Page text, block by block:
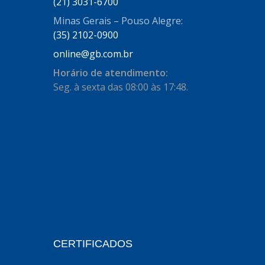
BECA FREIOS (25)
BOSAL
BRASMECK (656)
COMALTECH/JPEMA
Minas Gerais – Pouso Alegre:
(35) 2102-0900
online@gb.com.br
Horário de atendimento:
Seg. à sexta das 08:00 às 17:48.
CERTIFICADOS